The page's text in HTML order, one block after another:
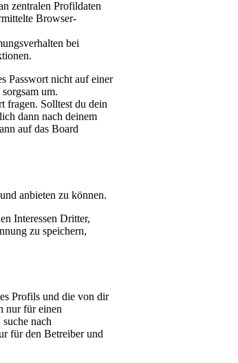
zentralen Profildaten
Browser-
bei
Passwort nicht auf einer
um.
fragen. Solltest du dein
dann nach deinem
auf das Board
anbieten zu können.
Interessen Dritter,
zu speichern,
Profils und die von dir
nur für einen
nach
für den Betreiber und